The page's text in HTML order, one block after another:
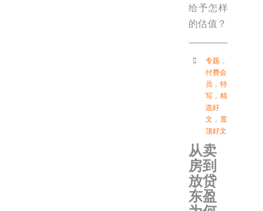
给予怎样
的估值？
专题 ，
付费会
员 ， 特
写 ， 精
选好
文 ， 置
顶好文
从卖
房到
放贷
东盈